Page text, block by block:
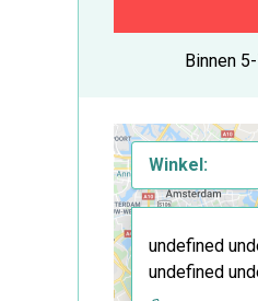
Binnen
Winkel:
undefined
undefined